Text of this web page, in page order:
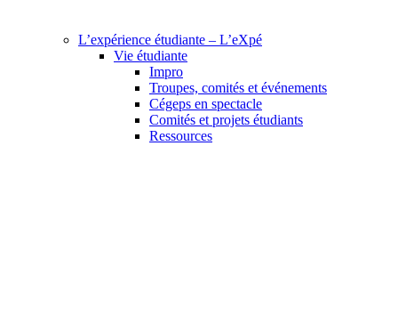
L’expérience étudiante – L’eXpé
Vie étudiante
Impro
Troupes, comités et événements
Cégeps en spectacle
Comités et projets étudiants
Ressources